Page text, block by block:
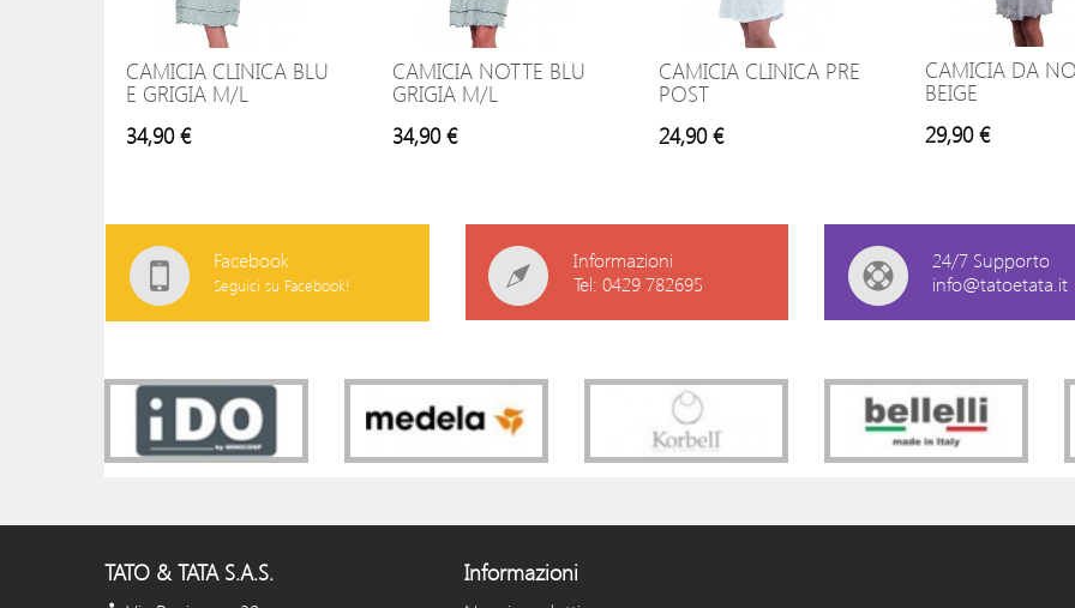
CAMICIA CLINICA BLU
E GRIGIA M/L
34,90 €
CAMICIA NOTTE BLU
GRIGIA M/L
34,90 €
CAMICIA CLINICA PRE
POST
24,90 €
CAMICIA DA
BEIGE
29,90 €
Facebook
Seguici su Facebook!
Informazioni
Tel: 0429 782695
24/7 Supporto
info@tatoetata.it
TATO & TATA S.A.S. Informazioni